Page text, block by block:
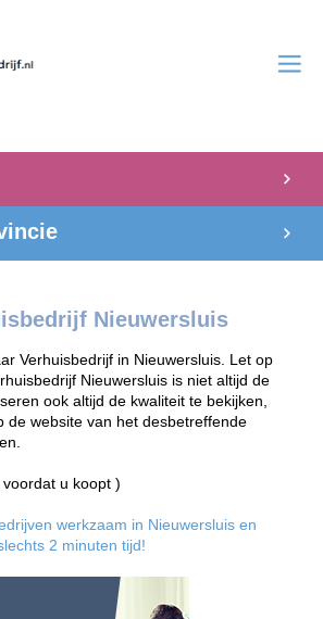
Nieuwersluis
Verhuisbedrijf in Nieuwersluis. Let op
Nieuwersluis is niet altijd de
ook altijd de kwaliteit te bekijken,
de website van het desbetreffende
u koopt )
werkzaam in Nieuwersluis en
2 minuten tijd!